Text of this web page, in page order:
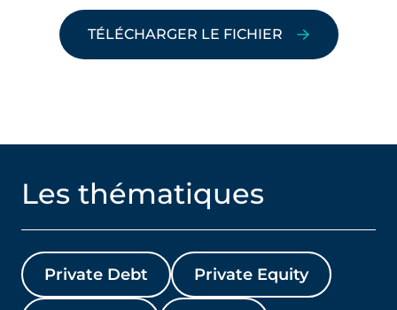
TÉLÉCHARGER LE FICHIER
Les thématiques
Private Debt Private Equity